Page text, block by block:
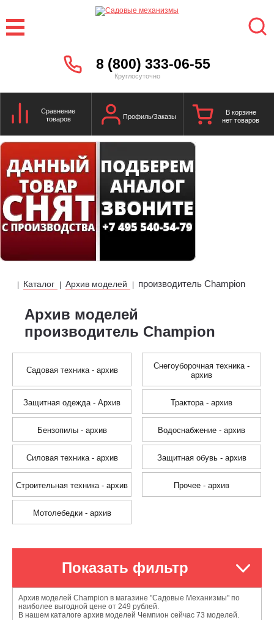
8 (800) 333-06-55
Круглосуточно
Сравнение
товаров
Профиль/Заказы
В корзине
нет товаров
| Каталог | Архив моделей | производитель Champion
Архив моделей
производитель Champion
Садовая техника - архив
Снегоуборочная техника -
архив
Защитная одежда - Архив Трактора - архив
Бензопилы - архив Водоснабжение - архив
Силовая техника - архив Защитная обувь - архив
Строительная техника - архив Прочее - архив
Мотолебедки - архив
Показать фильтр
Архив моделей Champion в магазине "Садовые Механизмы" по
наиболее выгодной цене от 249 рублей.
В нашем каталоге архив моделей Чемпион сейчас 73 моделей.